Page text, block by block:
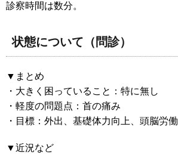
診察時間は数分。
状態について（問診）
▼まとめ
・大きく困っていること：特に無し
・軽度の問題点：首の痛み
・目標：外出、基礎体力向上、頭脳労働
▼近況など